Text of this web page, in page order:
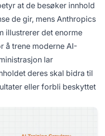
at de besøker innhold
de gir, mens Anthropics
illustrerer det enorme
å trene moderne AI-
lar
deres skal bidra til
eller forbli beskyttet